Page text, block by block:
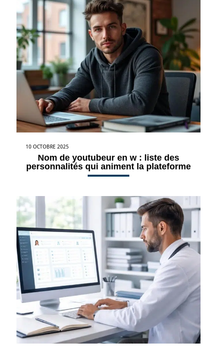
10 OCTOBRE 2025
Nom de youtubeur en w : liste des
personnalités qui animent la plateforme